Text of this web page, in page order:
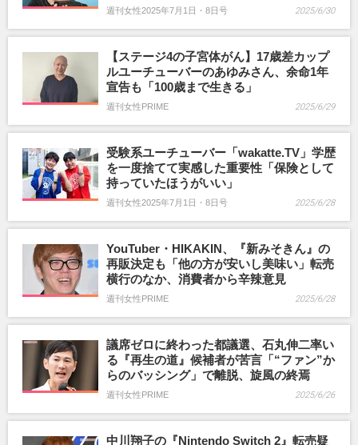
週刊女性2025年7月1日・8日号 2025/6/30
【ステージ4の子宮体がん】17歳差カップ
ルユーチューバーのあゆみさん、余命1年
宣告も「100歳まで生きる」
週刊女性PRIME 2025/6/29
受験系ユーチューバー「wakatte.TV」学歴
を一度捨てて実感した重要性「保険として
持っていたほうがいい」
週刊女性2025年7月1日・8日号 2025/6/28
YouTuber・HIKAKIN、『新みそきん』の
再販決定も「他の方が安いし美味い」転売
横行のなか、消費者から辛辣意見
週刊女性PRIME 2025/6/28
議席ゼロに終わった都議選、石丸伸二率い
る『再生の道』候補者が苦言「“ファン”か
らのバッシング」で離脱、旋風の終焉
週刊女性PRIME 2025/6/26
中川翔子の『Nintendo Switch 2』転売疑